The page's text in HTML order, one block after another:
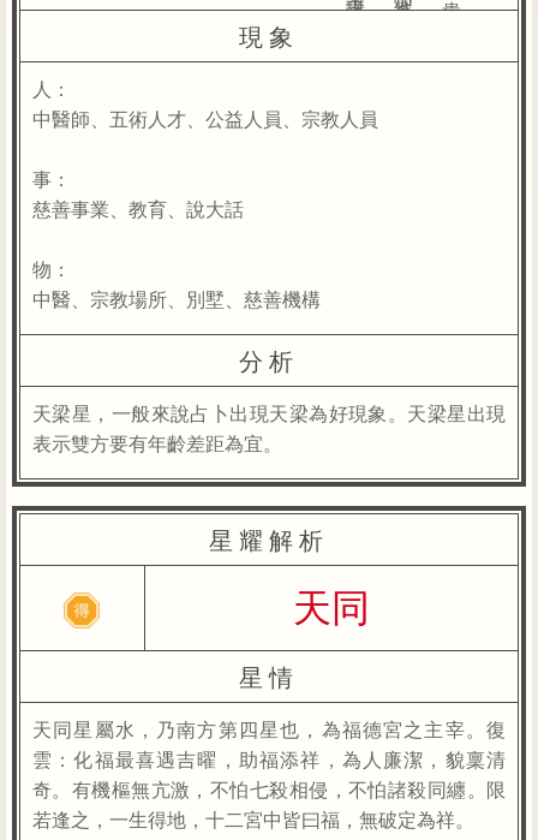
現象
人：
中醫師、五術人才、公益人員、宗教人員
事：
慈善事業、教育、說大話
物：
中醫、宗教場所、別墅、慈善機構
分析
天梁星，一般來說占卜出現天梁為好現象。天梁星出現
表示雙方要有年齡差距為宜。
星耀解析
天同
星情
天同星屬水，乃南方第四星也，為福德宮之主宰。復
雲：化福最喜遇吉曜，助福添祥，為人廉潔，貌稟清
奇。有機樞無亢激，不怕七殺相侵，不怕諸殺同纏。限
若逢之，一生得地，十二宮中皆曰福，無破定為祥。